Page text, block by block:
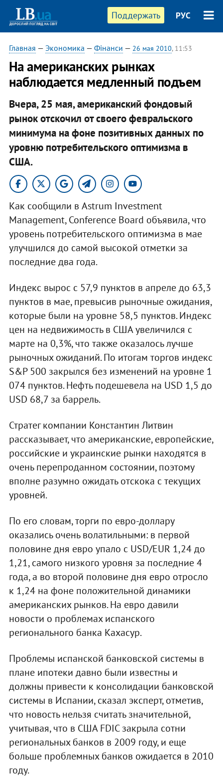
Поддержать РУС
Главная — Экономика — Фінанси — 26 мая 2010, 11:53
На американских рынках
наблюдается медленный подъем
Вчера, 25 мая, американский фондовый
рынок отскочил от своего февральского
минимума на фоне позитивных данных по
уровню потребительского оптимизма в
США.
Как сообщили в Astrum Investment
Management, Conference Board объявила, что
уровень потребительского оптимизма в мае
улучшился до самой высокой отметки за
последние два года.
Индекс вырос с 57,9 пунктов в апреле до 63,3
пунктов в мае, превысив рыночные ожидания,
которые были на уровне 58,5 пунктов. Индекс
цен на недвижимость в США увеличился с
марте на 0,3%, что также оказалось лучше
рыночных ожиданий. По итогам торгов индекс
S&P 500 закрылся без изменений на уровне 1
074 пунктов. Нефть подешевела на USD 1,5 до
USD 68,7 за баррель.
Стратег компании Константин Литвин
рассказывает, что американские, европейские,
российские и украинские рынки находятся в
очень перепроданном состоянии, поэтому
вполне разумно ожидать отскока с текущих
уровней.
По его словам, торги по евро-доллару
оказались очень волатильными: в первой
половине дня евро упало с USD/EUR 1,24 до
1,21, самого низкого уровня за последние 4
года, а во второй половине дня евро отросло
к 1,24 на фоне положительной динамики
американских рынков. На евро давили
новости о проблемах испанского
регионального банка Кахасур.
Проблемы испанской банковской системы в
плане ипотеки давно были известны и
должны привести к консолидации банковской
системы в Испании, сказал эксперт, отметив,
что новость нельзя считать значительной,
учитывая, что в США FDIC закрыла сотни
региональных банков в 2009 году, и еще
больше проблемных банков ожидается в 2010
году.